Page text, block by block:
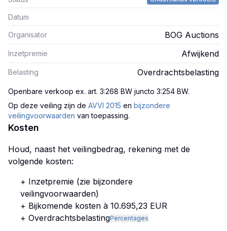
Datum
Organisator BOG Auctions
Inzetpremie Afwijkend
Belasting Overdrachtsbelasting
Openbare verkoop ex. art. 3:268 BW juncto 3:254 BW.
Op deze veiling zijn de AVVI 2015 en bijzondere
veilingvoorwaarden van toepassing.
Kosten
Houd, naast het veilingbedrag, rekening met de
volgende kosten:
+ Inzetpremie (zie bijzondere
veilingvoorwaarden)
+ Bijkomende kosten à 10.695,23 EUR
+ OverdrachtsbelastingPercentages